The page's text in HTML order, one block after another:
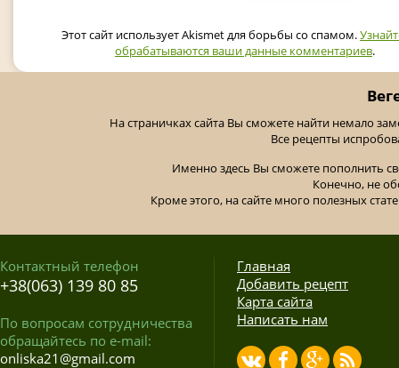
Этот сайт использует Akismet для борьбы со спамом.
обрабатываются ваши данные комментариев.
На страничках сайта Вы сможете найти немало
Все рецепты
Именно здесь Вы сможете пополнить
Конечно, не
Кроме этого, на сайте много полезных
Контактный телефон
+38(063) 139 80 85
По вопросам сотрудничества
обращайтесь по e-mail:
onliska21@gmail.com
Главная
Добавить рецепт
Карта сайта
Написать нам